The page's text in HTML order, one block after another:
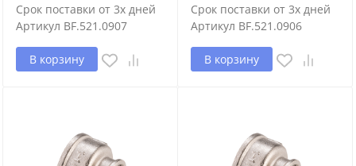
Срок поставки от 3х дней
Артикул BF.521.0907
В корзину
Срок поставки от 3х дней
Артикул BF.521.0906
В корзину